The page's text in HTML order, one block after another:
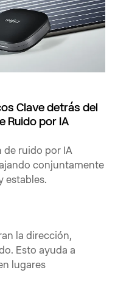
Clave detrás del
Ruido por IA
de ruido por IA
conjuntamente
estables.
la dirección,
Esto ayuda a
lugares